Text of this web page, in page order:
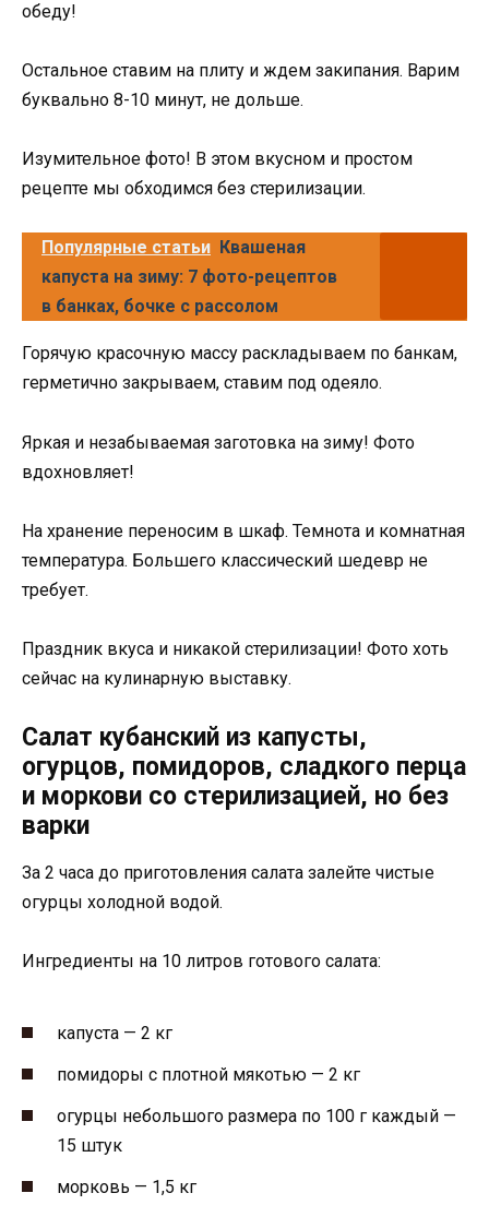
обеду!
Остальное ставим на плиту и ждем закипания. Варим
буквально 8-10 минут, не дольше.
Изумительное фото! В этом вкусном и простом
рецепте мы обходимся без стерилизации.
Популярные статьи Квашеная
капуста на зиму: 7 фото-рецептов
в банках, бочке с рассолом
Горячую красочную массу раскладываем по банкам,
герметично закрываем, ставим под одеяло.
Яркая и незабываемая заготовка на зиму! Фото
вдохновляет!
На хранение переносим в шкаф. Темнота и комнатная
температура. Большего классический шедевр не
требует.
Праздник вкуса и никакой стерилизации! Фото хоть
сейчас на кулинарную выставку.
Салат кубанский из капусты,
огурцов, помидоров, сладкого перца
и моркови со стерилизацией, но без
варки
За 2 часа до приготовления салата залейте чистые
огурцы холодной водой.
Ингредиенты на 10 литров готового салата:
капуста — 2 кг
помидоры с плотной мякотью — 2 кг
огурцы небольшого размера по 100 г каждый —
15 штук
морковь — 1,5 кг